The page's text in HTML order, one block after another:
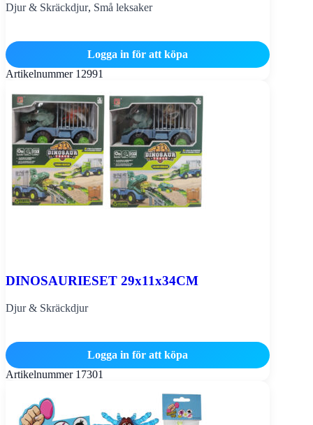
Djur & Skräckdjur, Små leksaker
Logga in för att köpa
Artikelnummer 12991
DINOSAURIESET 29x11x34CM
Djur & Skräckdjur
Logga in för att köpa
Artikelnummer 17301